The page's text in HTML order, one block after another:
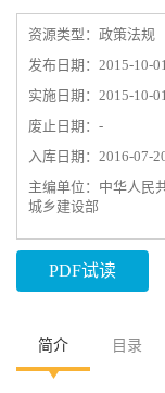
资源类型：政策法规
发布日期：2015-10-
实施日期：2015-10-
废止日期：-
入库日期：2016-07-
主编单位：中华人民
城乡建设部
PDF试读
简介 目录